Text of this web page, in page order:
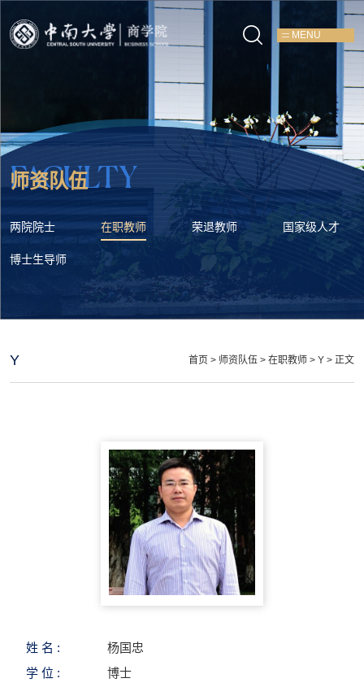
MENU
FACULTY
师资队伍
两院院士 在职教师 荣退教师 国家级人才
博士生导师
Y 首页 > 师资队伍 >在职教师 >Y > 正文
姓 名 :
杨国忠
学 位 :
博士